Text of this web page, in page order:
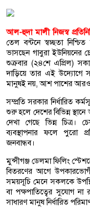
আল-হুদা মালী নিজস্ব
তেল বন্টনে স্বচ্ছতা
ভাসছেন গাবুরা
শুক্রবার (২৪শে এপ্রিল)
দাড়িয়ে তার এই উদ্যোগে
মানুষই নয়, আশ পাশের আরও
সম্প্রতি সরকার নির্ধারিত
শুরু হলে দেশের বিভিন্ন
দেখা গেছে ভিন্ন চিত্র।
ব্যবস্থাপনার ফলে পুরো
জনবান্ধব।
মুন্সীগঞ্জ ডেলমা ফিলিং
বিতরণের আগে
সময়সূচি মেনে সকলকে
বা পক্ষপাতিত্বের সুযোগ না
সাধারণ মানুষ নির্ধারিত